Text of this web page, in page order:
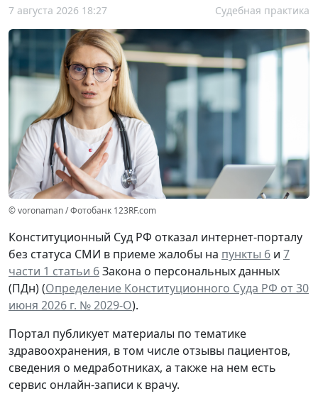
7 августа 2026 18:27 Судебная практика
© voronaman / Фотобанк 123RF.com
Конституционный Суд РФ отказал интернет-порталу
без статуса СМИ в приеме жалобы на пункты 6 и 7
части 1 статьи 6Закона о персональных данных
(ПДн) (Определение Конституционного Суда РФ от 30
июня 2026 г. № 2029-О).
Портал публикует материалы по тематике
здравоохранения, в том числе отзывы пациентов,
сведения о медработниках, а также на нем есть
сервис онлайн-записи к врачу.